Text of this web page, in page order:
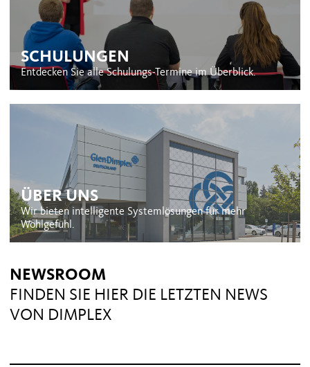
SCHULUNGEN
Entdecken Sie alle Schulungs-Termine im Überblick.
ÜBER UNS
Wir bieten intelligente Systemlösungen für mehr
Wohlgefühl.
NEWSROOM
FINDEN SIE HIER DIE LETZTEN NEWS
VON DIMPLEX